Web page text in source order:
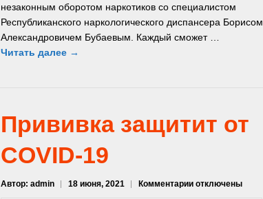
незаконным оборотом наркотиков со специалистом
Республиканского наркологического диспансера Борисом
Александровичем Бубаевым. Каждый сможет …
Читать далее →
Прививка защитит от
COVID-19
Автор: admin 18 июня, 2021 Комментариикотключены